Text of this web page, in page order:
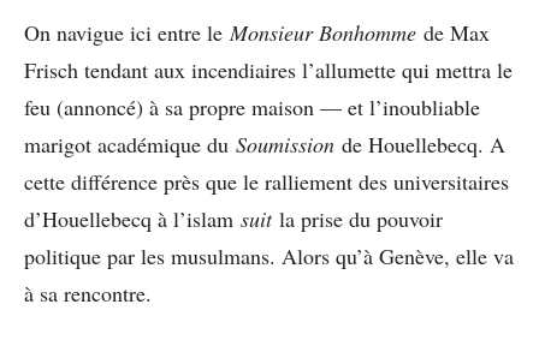
On navigue ici entre leMonsieur Bonhomme de Max
Frisch tendant aux incendiaires l’allumette qui mettra le
feu (annoncé) à sa propre maison — et l’inoubliable
marigot académique du Soumission de Houellebecq. A
cette différence près que le ralliement des universitaires
d’Houellebecq à l’islam suitla prise du pouvoir
politique par les musulmans. Alors qu’à Genève, elle va
à sa rencontre.